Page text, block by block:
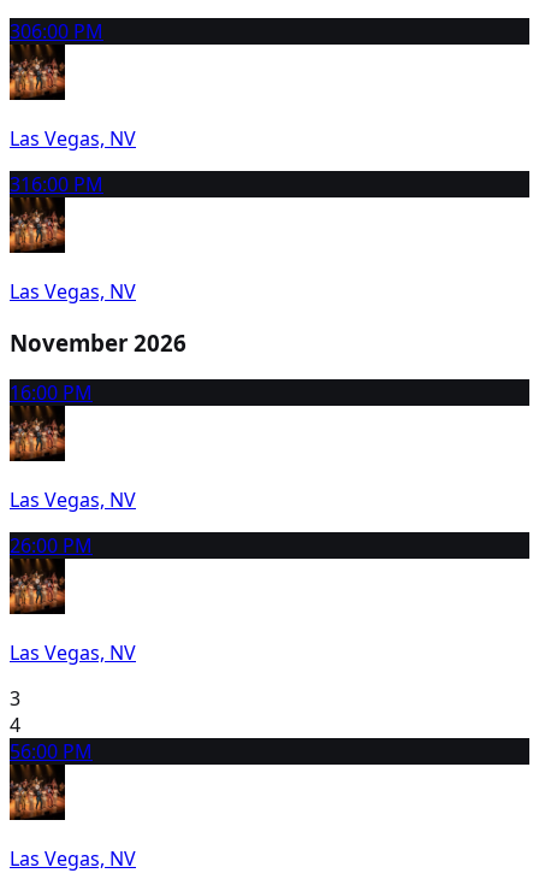
306:00 PM
Las Vegas, NV
316:00 PM
Las Vegas, NV
November 2026
16:00 PM
Las Vegas, NV
26:00 PM
Las Vegas, NV
3
4
56:00 PM
Las Vegas, NV